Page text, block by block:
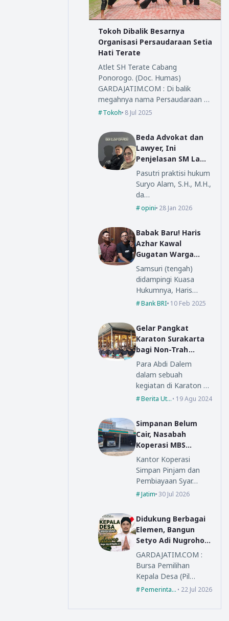
Tokoh Dibalik Besarnya
Organisasi Persaudaraan Setia
Hati Terate
Atlet SH Terate Cabang
Ponorogo. (Doc. Humas)
GARDAJATIM.COM : Di balik
megahnya nama Persaudaraan …
Tokoh 8 Jul 2025
Beda Advokat dan
Lawyer, Ini
Penjelasan SM Law
Office
Pasutri praktisi hukum
Suryo Alam, S.H., M.H.,
da…
opini 28 Jan 2026
Babak Baru! Haris
Azhar Kawal
Gugatan Warga
Ponorogo ke BRI
Pusat
Samsuri (tengah)
didampingi Kuasa
Hukumnya, Haris…
Bank BRI 10 Feb 2025
Gelar Pangkat
Karaton Surakarta
bagi Non-Trah
Dalem
Para Abdi Dalem
dalam sebuah
kegiatan di Karaton …
Berita Utama19 Agu 2024
Simpanan Belum
Cair, Nasabah
Koperasi MBS
Mengadu ke Bupati
Madiun
Kantor Koperasi
Simpan Pinjam dan
Pembiayaan Syar…
Jatim 30 Jul 2026
Didukung Berbagai
Elemen, Bangun
Setyo Adi Nugroho
Siap Bertarung di
Pilkades Bangunsari
2026
GARDAJATIM.COM :
Bursa Pemilihan
Kepala Desa (Pil…
Pemerintahan22 Jul 2026